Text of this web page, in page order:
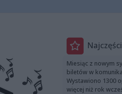
Miesiąc z nowym
biletów w
Wystawiono 1300
więcej niż rok